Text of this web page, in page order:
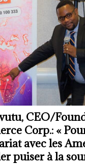
CEO/
Corp.: «
avec les
puiser à la